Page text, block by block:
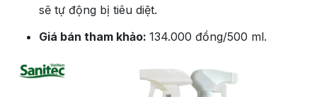
sẽ tự động bị tiêu diệt.
Giá bán tham khảo: 134.000 đồng/500 ml.